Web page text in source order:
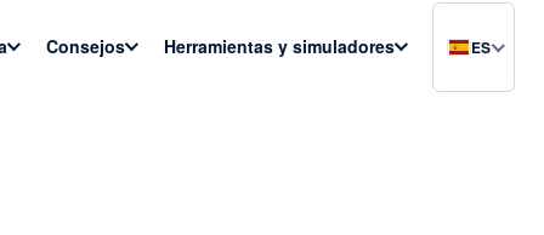
Consejos Herramientas y simuladores ES